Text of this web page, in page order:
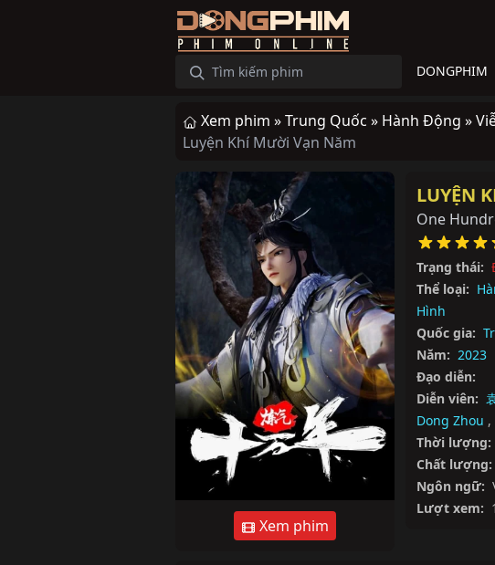
DONGPHIM
Xem phim »Trung Quốc » Hành Động »
Luyện Khí Mười Vạn Năm
Xem phim
LUYỆN
One
Trạng thái:
Thể loại:
Hình
Quốc gia:
Năm: 2023
Đạo diễn:
Diễn viên:
Dong Zhou ,
Thời lượng:
Chất lượng:
Ngôn ngữ:
Lượt xem: